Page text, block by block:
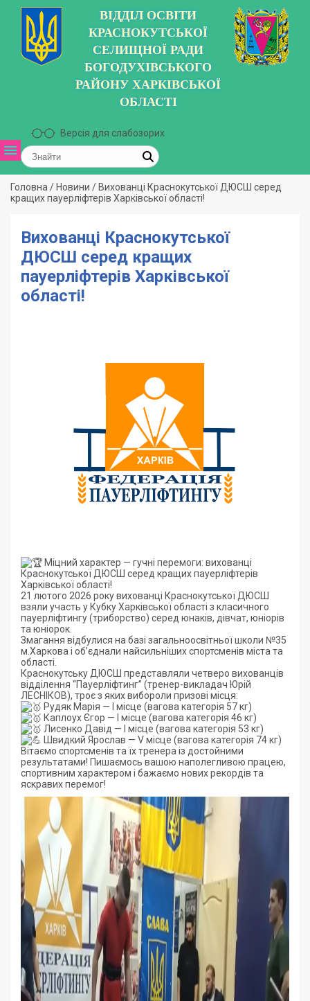
ВІДДІЛ ОСВІТИ
КРАСНОКУТСЬКОЇ
СЕЛИЩНОЇ РАДИ
БОГОДУХІВСЬКОГО
РАЙОНУ ХАРКІВСЬКОЇ
ОБЛАСТІ
Версія для слабозорих
Головна / Новини / Вихованці Краснокутської ДЮСШ серед
кращих пауерліфтерів Харківської області!
Вихованці Краснокутської
ДЮСШ серед кращих
пауерліфтерів Харківської
області!
Міцний характер — гучні перемоги: вихованці
Краснокутської ДЮСШ серед кращих пауерліфтерів
Харківської області!
21 лютого 2026 року вихованці Краснокутської ДЮСШ
взяли участь у Кубку Харківської області з класичного
пауерліфтингу (триборство) серед юнаків, дівчат, юніорів
та юніорок.
Змагання відбулися на базі загальноосвітньої школи №35
м.Харкова і об’єднали найсильніших спортсменів міста та
області.
Краснокутську ДЮСШ представляли четверо вихованців
відділення “Пауерліфтинг” (тренер-викладач Юрій
ЛЕСНІКОВ), троє з яких вибороли призові місця:
Рудяк Марія — І місце (вагова категорія 57 кг)
Каплоух Єгор — І місце (вагова категорія 46 кг)
Лисенко Давід — І місце (вагова категорія 53 кг)
Швидкий Ярослав — V місце (вагова категорія 74 кг)
Вітаємо спортсменів та їх тренера із достойними
результатами! Пишаємось вашою наполегливою працею,
спортивним характером і бажаємо нових рекордів та
яскравих перемог!